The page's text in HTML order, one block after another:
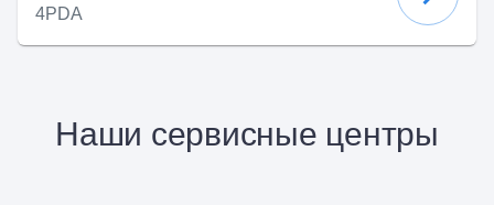
4PDA
Наши сервисные центры